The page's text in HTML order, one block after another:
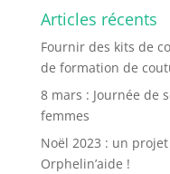
Articles récents
Fournir des kits de
de formation de
8 mars : Journée de
femmes
Noël 2023 : un
Orphelin’aide !